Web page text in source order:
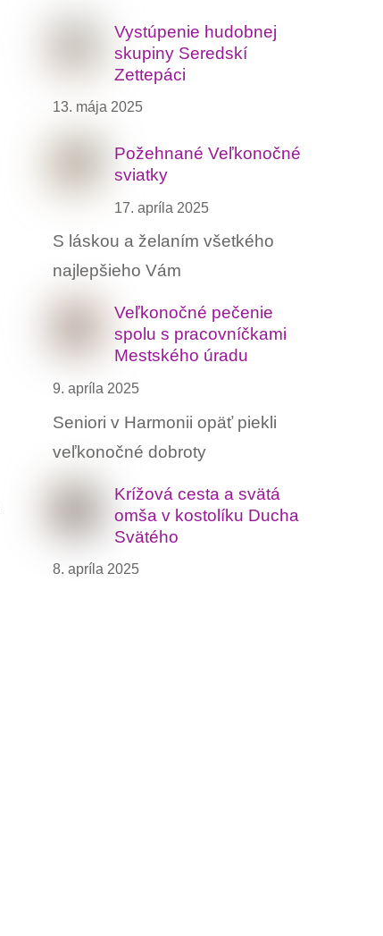
Vystúpenie hudobnej
skupiny Seredskí
Zettepáci
13. mája 2025
Požehnané Veľkonočné
sviatky
17. apríla 2025
S láskou a želaním všetkého
najlepšieho Vám
Veľkonočné pečenie
spolu s pracovníčkami
Mestského úradu
9. apríla 2025
Seniori v Harmonii opäť piekli
veľkonočné dobroty
Krížová cesta a svätá
omša v kostolíku Ducha
Svätého
8. apríla 2025